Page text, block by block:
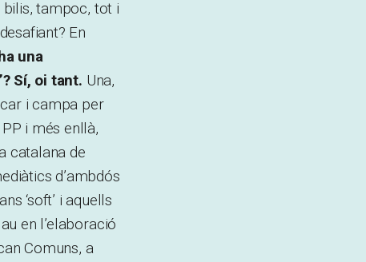
tampoc, tot i
En
una
Sí, oi tant. Una,
i campa per
i més enllà,
catalana de
d’ambdós
‘soft’ i aquells
en l’elaboració
Comuns, a